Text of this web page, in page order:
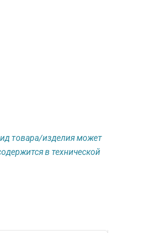
товара/изделия может
в технической